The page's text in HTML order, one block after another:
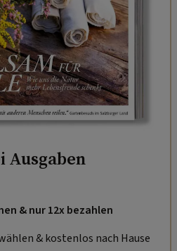
& nur 12x bezahlen
& kostenlos nach Hause